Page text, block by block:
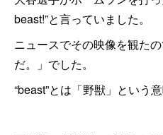
beast!”と言っていました。
ニュースでその映像を観た
だ。」でした。
“beast”とは「野獣」という意